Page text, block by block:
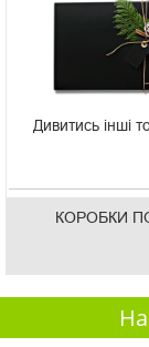
Дивитись інші
КОРОБКИ